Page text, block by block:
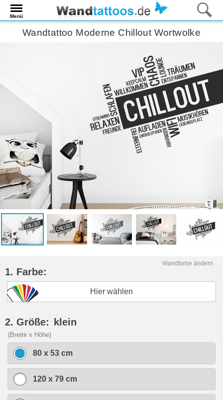
Menü
Wandtattoo Moderne Chillout Wortwolke
Wandfarbe ändern
1. Farbe:
Hier wählen
2. Größe: klein
(Breite x Höhe)
80 x 53 cm
120 x 79 cm